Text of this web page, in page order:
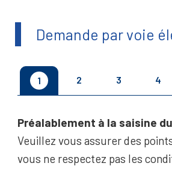
Demande par voie
1 2 3 4
Préalablement à la saisine
Veuillez vous assurer des
vous ne respectez pas les